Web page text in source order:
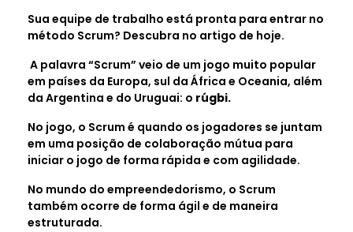
Sua equipe de trabalho está pronta para entrar no
método Scrum? Descubra no artigo de hoje.
A palavra “Scrum” veio de um jogo muito popular
em países da Europa, sul da África e Oceania, além
da Argentina e do Uruguai: o rúgbi.
No jogo, o Scrum é quando os jogadores se juntam
em uma posição de colaboração mútua para
iniciar o jogo de forma rápida e com agilidade.
No mundo do empreendedorismo, o Scrum
também ocorre de forma ágil e de maneira
estruturada.